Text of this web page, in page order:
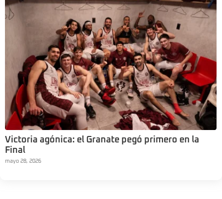
Victoria agónica: el Granate pegó primero en la
Final
mayo 28, 2026